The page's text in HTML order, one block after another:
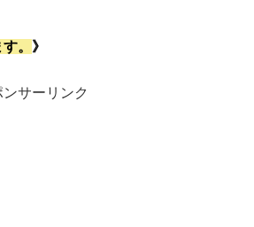
。 》
ンサーリンク